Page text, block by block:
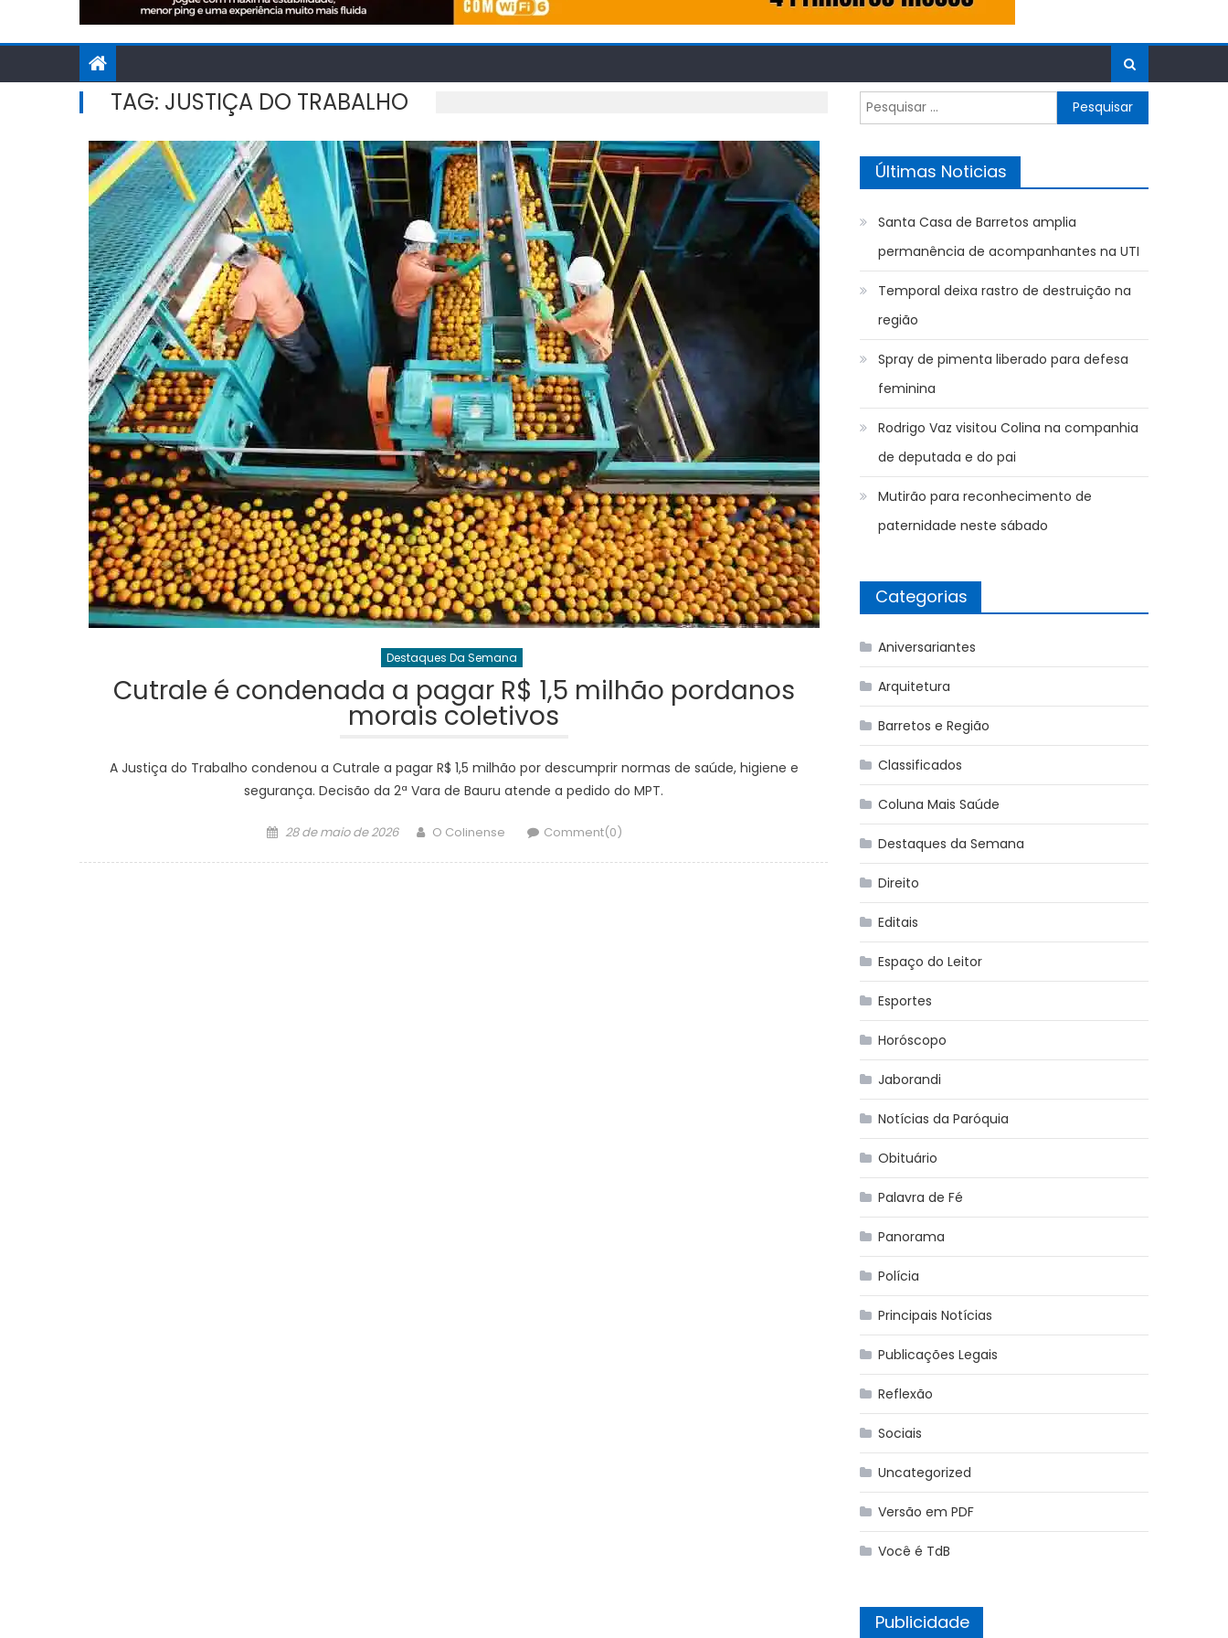
TAG: JUSTIÇA DO TRABALHO
Destaques Da Semana
Cutrale é condenada a pagar R$ 1,5 milhão pordanos
morais coletivos
A Justiça do Trabalho condenou a Cutrale a pagar R$ 1,5 milhão por descumprir normas de saúde, higiene e
segurança. Decisão da 2ª Vara de Bauru atende a pedido do MPT.
Posted
28 de maio de 2026 Author
O Colinense Comment(0)
Pesquisar
por:
Últimas Noticias
Santa Casa de Barretos amplia
permanência de acompanhantes na UTI
Temporal deixa rastro de destruição na
região
Spray de pimenta liberado para defesa
feminina
Rodrigo Vaz visitou Colina na companhia
de deputada e do pai
Mutirão para reconhecimento de
paternidade neste sábado
Categorias
Aniversariantes
Arquitetura
Barretos e Região
Classificados
Coluna Mais Saúde
Destaques da Semana
Direito
Editais
Espaço do Leitor
Esportes
Horóscopo
Jaborandi
Notícias da Paróquia
Obituário
Palavra de Fé
Panorama
Polícia
Principais Notícias
Publicações Legais
Reflexão
Sociais
Uncategorized
Versão em PDF
Você é TdB
Publicidade